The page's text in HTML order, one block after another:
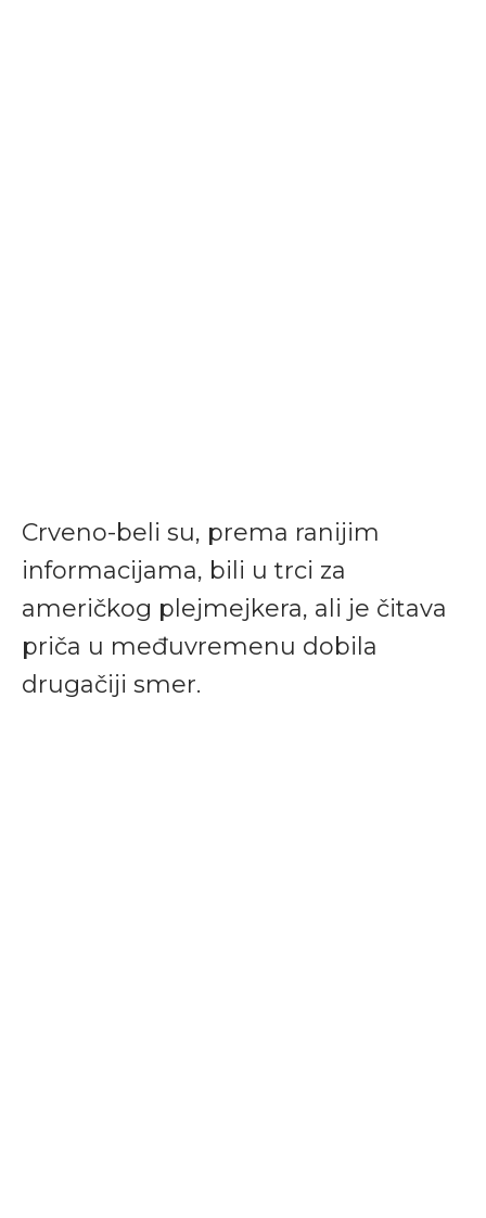
Crveno-beli su, prema ranijim
informacijama, bili u trci za
američkog plejmejkera, ali je čitava
priča u međuvremenu dobila
drugačiji smer.